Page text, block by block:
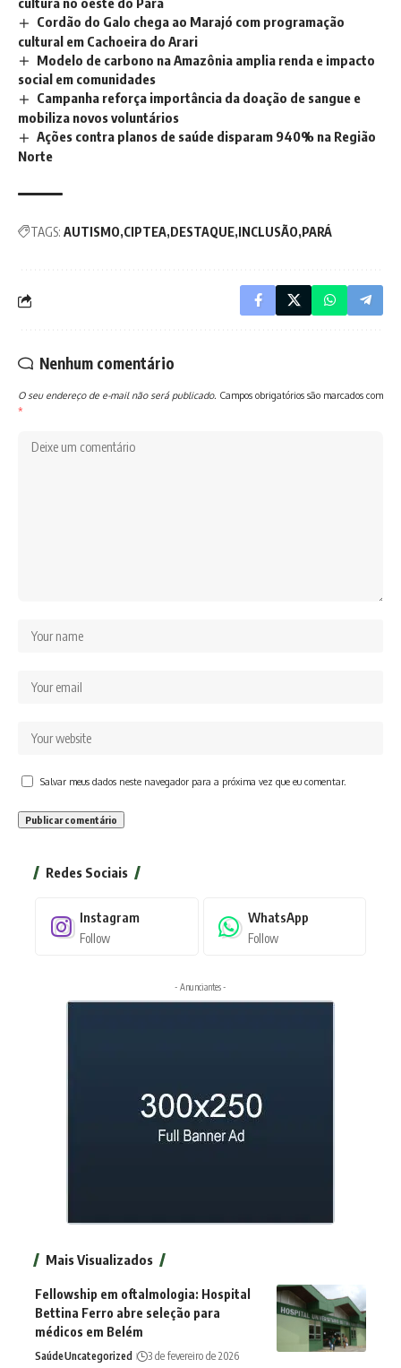
Cordão do Galo chega ao Marajó com programação
cultural em Cachoeira do Arari
Modelo de carbono na Amazônia amplia renda e impacto
social em comunidades
Campanha reforça importância da doação de sangue e
mobiliza novos voluntários
Ações contra planos de saúde disparam 940% na Região
Norte
TAGS: AUTISMO CIPTEA DESTAQUE INCLUSÃO PARÁ
Nenhum comentário
O seu endereço de e-mail não será publicado. Campos obrigatórios são marcados com
*
Salvar meus dados neste navegador para a próxima vez que eu comentar.
Redes Sociais
Instagram
Follow
WhatsApp
Follow
- Anunciantes -
Mais Visualizados
Fellowship em oftalmologia: Hospital
Bettina Ferro abre seleção para
médicos em Belém
SaúdeUncategorized 3 de fevereiro de 2026